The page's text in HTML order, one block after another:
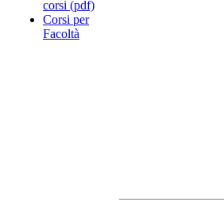
corsi (pdf)
Corsi per
Facoltà